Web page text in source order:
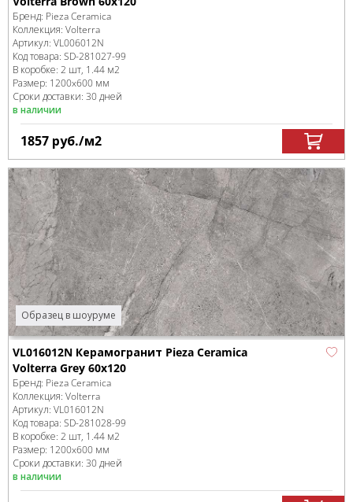
Бренд: Pieza Ceramica
Коллекция: Volterra
Артикул: VL006012N
Код товара: SD-281027-99
В коробке: 2 шт, 1.44 м2
Размер: 1200x600 мм
Сроки доставки: 30 дней
в наличии
1857 руб./м2
Образец в шоуруме
VL016012N Керамогранит Pieza Ceramica
Volterra Grey 60х120
Бренд: Pieza Ceramica
Коллекция: Volterra
Артикул: VL016012N
Код товара: SD-281028-99
В коробке: 2 шт, 1.44 м2
Размер: 1200x600 мм
Сроки доставки: 30 дней
в наличии